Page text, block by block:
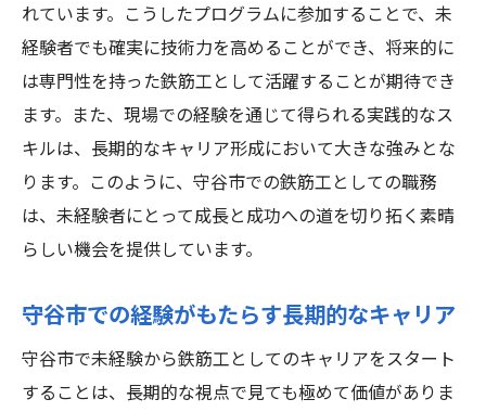
れています。こうしたプログラムに参加することで、未
経験者でも確実に技術力を高めることができ、将来的に
は専門性を持った鉄筋工として活躍することが期待でき
ます。また、現場での経験を通じて得られる実践的なス
キルは、長期的なキャリア形成において大きな強みとな
ります。このように、守谷市での鉄筋工としての職務
は、未経験者にとって成長と成功への道を切り拓く素晴
らしい機会を提供しています。
守谷市での経験がもたらす長期的なキャリア
守谷市で未経験から鉄筋工としてのキャリアをスタート
することは、長期的な視点で見ても極めて価値がありま